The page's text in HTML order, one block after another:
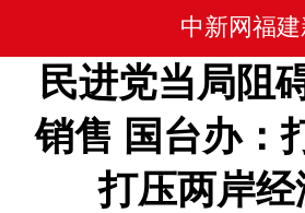
中新网福建
民进党当局阻
销售 国台办：
打压两岸